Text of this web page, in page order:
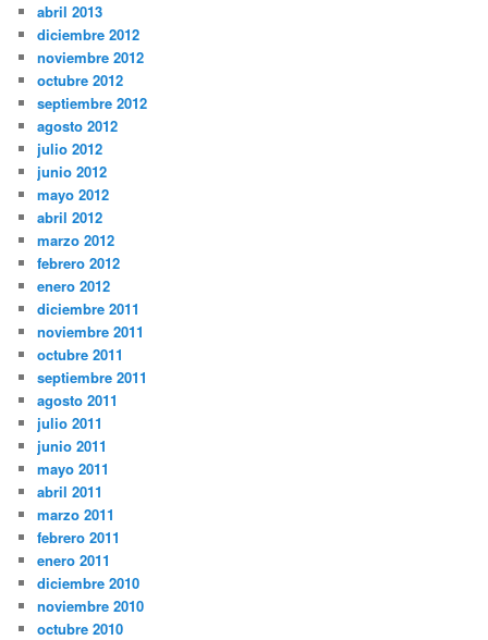
abril 2013
diciembre 2012
noviembre 2012
octubre 2012
septiembre 2012
agosto 2012
julio 2012
junio 2012
mayo 2012
abril 2012
marzo 2012
febrero 2012
enero 2012
diciembre 2011
noviembre 2011
octubre 2011
septiembre 2011
agosto 2011
julio 2011
junio 2011
mayo 2011
abril 2011
marzo 2011
febrero 2011
enero 2011
diciembre 2010
noviembre 2010
octubre 2010